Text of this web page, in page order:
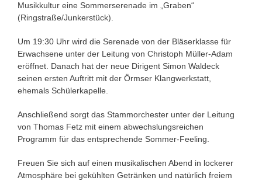
Musikkultur eine Sommerserenade im „Graben“
(Ringstraße/Junkerstück).
Um 19:30 Uhr wird die Serenade von der Bläserklasse für
Erwachsene unter der Leitung von Christoph Müller-Adam
eröffnet. Danach hat der neue Dirigent Simon Waldeck
seinen ersten Auftritt mit der Örmser Klangwerkstatt,
ehemals Schülerkapelle.
Anschließend sorgt das Stammorchester unter der Leitung
von Thomas Fetz mit einem abwechslungsreichen
Programm für das entsprechende Sommer-Feeling.
Freuen Sie sich auf einen musikalischen Abend in lockerer
Atmosphäre bei gekühlten Getränken und natürlich freiem